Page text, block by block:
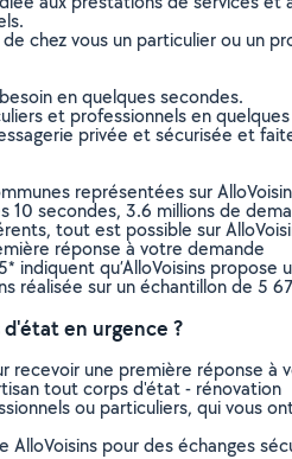
chez vous un particulier ou un
en quelques secondes.
et professionnels en
privée et sécurisée et
représentées sur
secondes, 3.6 millions de
tout est possible sur
réponse à votre demande
indiquent qu’AlloVoisins
réalisée sur un échantillon de 5
en urgence ?
recevoir une première réponse
tout corps d'état - rénovation
ou particuliers, qui vous
AlloVoisins pour des échanges